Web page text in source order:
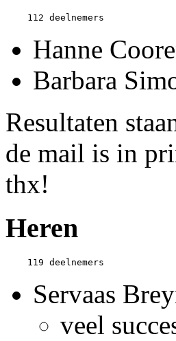
Hanne
Barbara
Resultaten
de mail is in
thx!
Heren
Servaas
veel